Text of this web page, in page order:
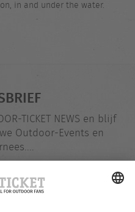
in and under the water.
TICKET NEWS en blijf
Outdoor-Events en
mailadres